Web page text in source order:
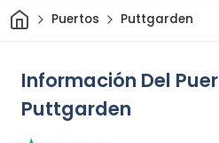
InicioPuertos Puttgarden
Información Del
Puttgarden